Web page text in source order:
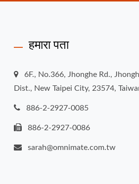
हमारा पता
6F., No.366, Jhonghe Rd.,
Dist., New Taipei City, 23574,
886-2-2927-0085
886-2-2927-0086
sarah@omnimate.com.tw